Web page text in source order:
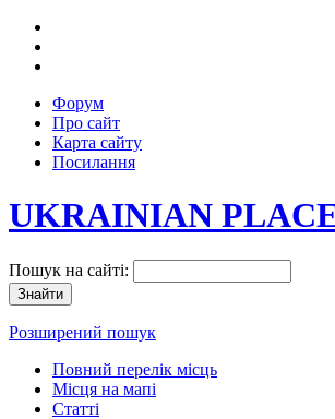
Форум
Про сайт
Карта сайту
Посилання
UKRAINIAN
Пошук на сайті:
Розширений пошук
Повний перелік місць
Місця на мапі
Статті